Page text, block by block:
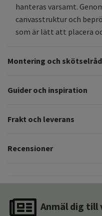
hanteras varsamt.
canvasstruktur och
som är lätt att placera
Montering och skötselråd
Guider och inspiration
Frakt och leverans
Recensioner
Anmäl dig till